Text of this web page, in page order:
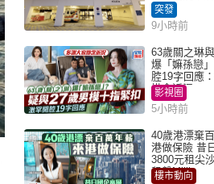
突發
9小時前
63歲關之琳
爆「嫲孫戀
腔19字回應
掛念近況
影視圈
5小時前
40歲港漂棄
港做保險 昔
3800元租尖
租盤Million
樓市動向